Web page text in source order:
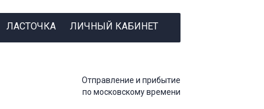
ЛАСТОЧКА ЛИЧНЫЙ КАБИНЕТ
Отправление и прибытие
по московскому времени